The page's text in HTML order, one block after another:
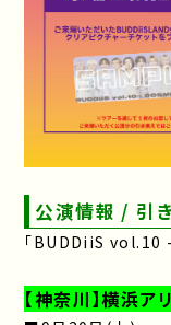
公演情報 / 引
「BUDDiiS vol.10
【神奈川】横浜ア